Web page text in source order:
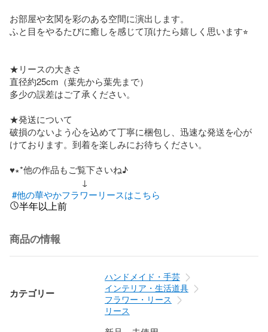
お部屋や玄関を彩のある空間に演出します。
ふと目をやるたびに癒しを感じて頂けたら嬉しく思います⭐︎
★リースの大きさ
直径約25cm（葉先から葉先まで）
多少の誤差はご了承ください。
★発送について
破損のないよう心を込めて丁寧に梱包し、迅速な発送を心が
けております。到着を楽しみにお待ちください。
♥︎︎∗︎*他の作品もご覧下さいね♪
↓
#他の華やかフラワーリースはこちら
半年以上前
商品の情報
カテゴリー
ハンドメイド・手芸
インテリア・生活道具
フラワー・リース
リース